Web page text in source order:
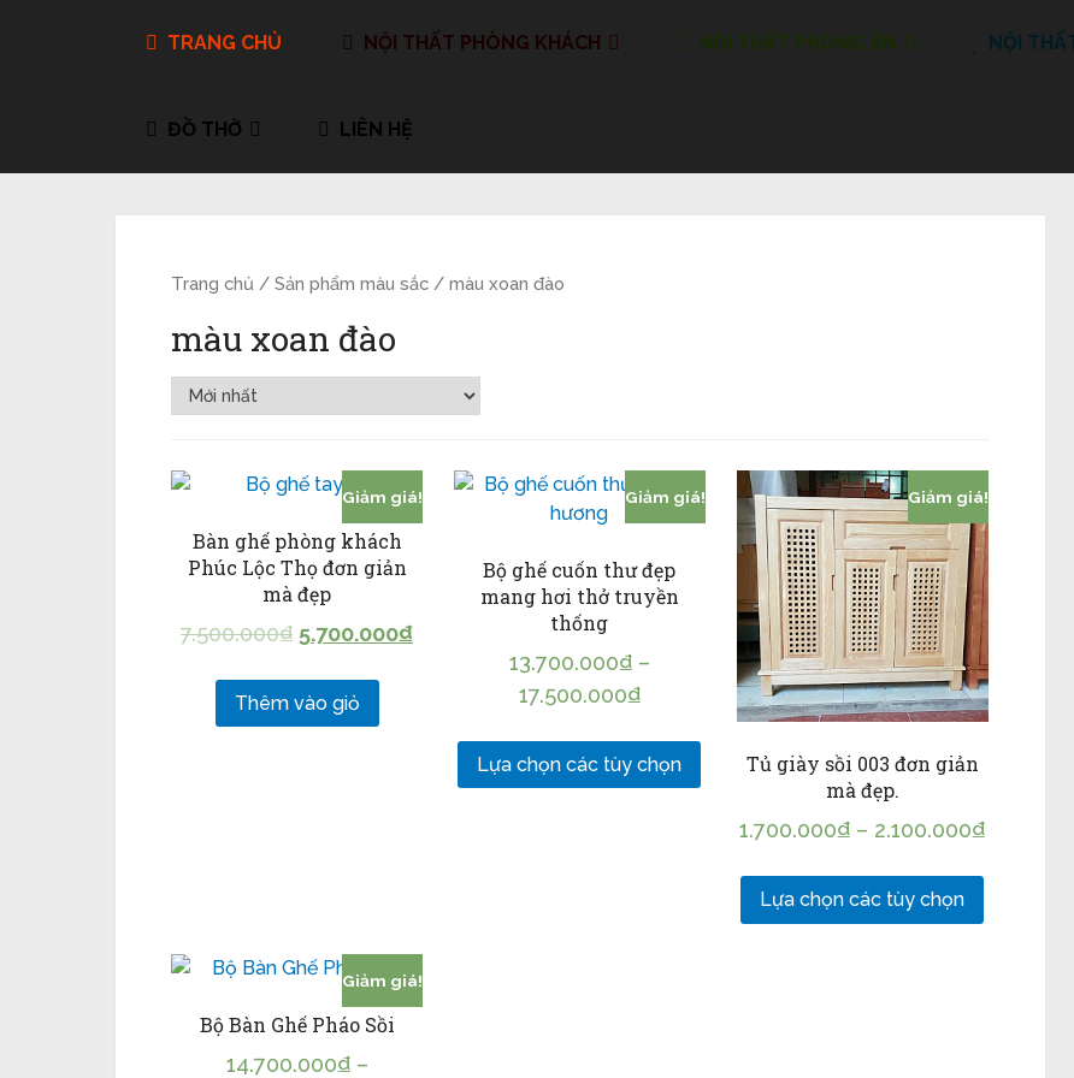
TRANG CHỦ NỘI THẤT PHÒNG KHÁCH NỘI THẤT PHÒNG ĂN NỘI
ĐỒ THỜ LIÊN HỆ
Trang chủ / Sản phẩm màu sắc / màu xoan đào
màu xoan đào
Giảm giá!
Bàn ghế phòng khách
Phúc Lộc Thọ đơn giản
mà đẹp
7.500.000₫ 5.700.000₫
Thêm vào giỏ
Giảm giá!
Bộ ghế cuốn thư đẹp
mang hơi thở truyền
thống
13.700.000₫–
17.500.000₫
Lựa chọn các tùy chọn
Giảm giá!
Tủ giày sồi 003 đơn giản
mà đẹp.
1.700.000₫ – 2.100.000₫
Lựa chọn các tùy chọn
Giảm giá!
Bộ Bàn Ghế Pháo Sồi
14.700.000₫–